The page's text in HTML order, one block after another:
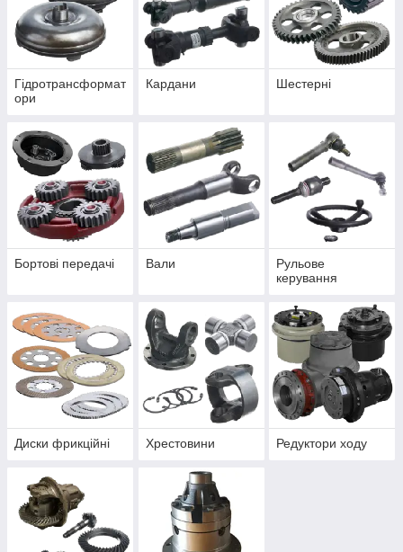
Гідротрансформат
ори
Кардани Шестерні
Бортові передачі Вали
Рульове
керування
Диски фрикційні Хрестовини Редуктори ходу